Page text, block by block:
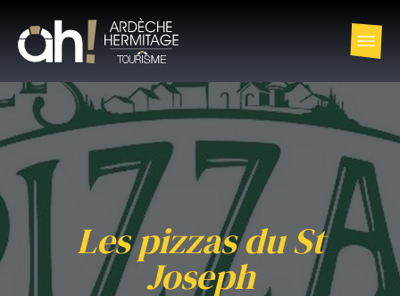
Les pizzas du St
Joseph